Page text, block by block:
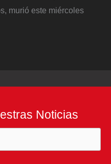
murió este miércoles
Noticias